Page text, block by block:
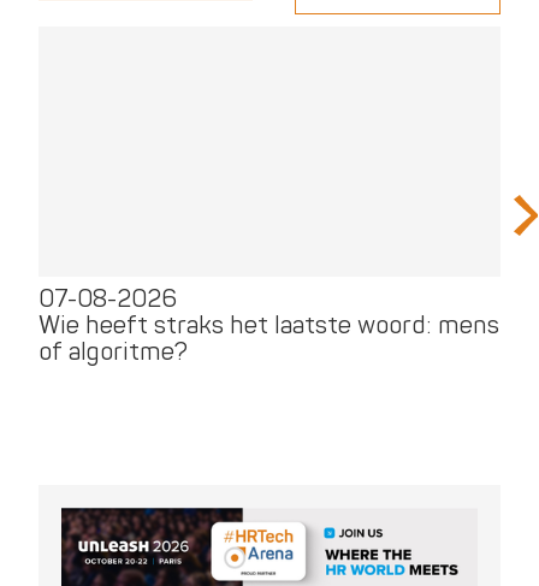
07-08-2026
Wie heeft straks het laatste woord: mens
of algoritme?